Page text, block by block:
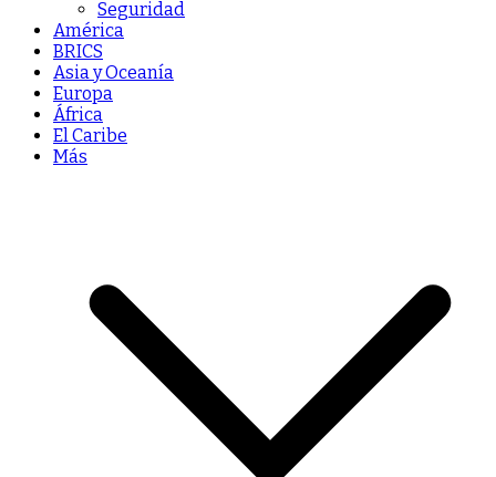
Seguridad
América
BRICS
Asia y Oceanía
Europa
África
El Caribe
Más